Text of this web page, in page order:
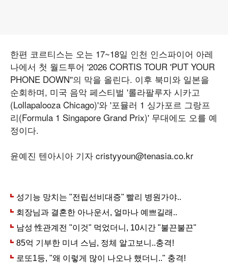
한편 코르티스는 오는 17~18일 인천 인스파이어 아레
나에서 첫 월드투어 '2026 CORTIS TOUR 'PUT YOUR
PHONE DOWN''의 막을 올린다. 이후 북미와 일본을
순회하며, 미국 음악 페스티벌 '롤라팔루자 시카고
(Lollapalooza Chicago)'와 '포뮬러 1 싱가포르 그랑프
리(Formula 1 Singapore Grand Prix)' 무대에도 오를 예
정이다.
윤예진 텐아시아 기자 cristyyoun@tenasia.co.kr